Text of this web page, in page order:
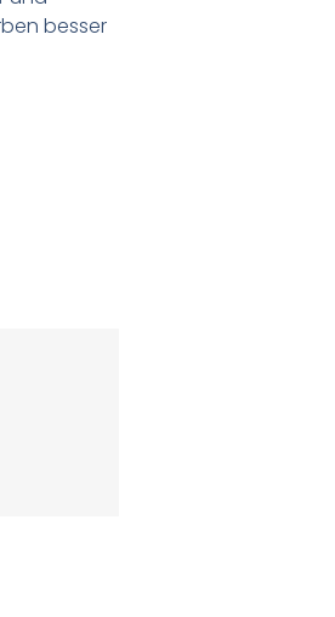
besser